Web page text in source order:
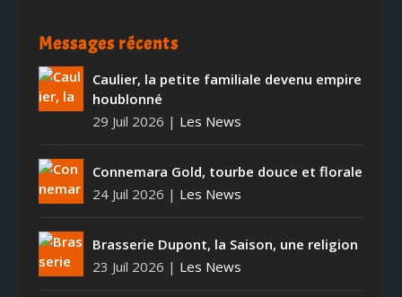
Messages récents
Caulier, la petite familiale devenu empire
houblonné
29 Juil 2026 | Les News
Connemara Gold, tourbe douce et florale
24 Juil 2026 | Les News
Brasserie Dupont, la Saison, une religion
23 Juil 2026 | Les News